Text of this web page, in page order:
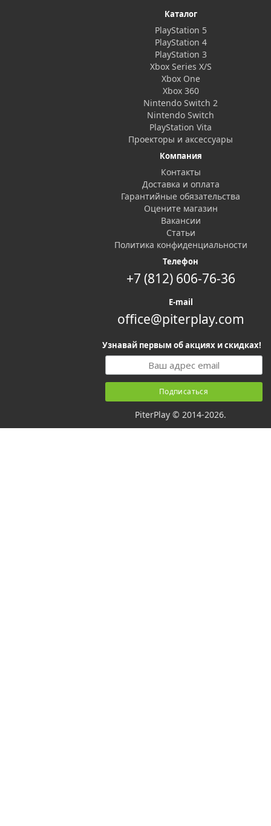
Каталог
PlayStation 5
PlayStation 4
PlayStation 3
Xbox Series X/S
Xbox One
Xbox 360
Nintendo Switch 2
Nintendo Switch
PlayStation Vita
Проекторы и аксессуары
Компания
Контакты
Доставка и оплата
Гарантийные обязательства
Оцените магазин
Вакансии
Статьи
Политика конфиденциальности
Телефон
+7 (812) 606-76-36
E-mail
office@piterplay.com
Узнавай первым об акциях и скидках!
PiterPlay © 2014-2026.